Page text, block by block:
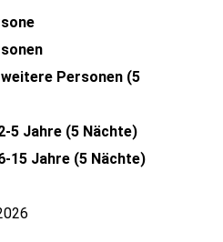
Personen (5
5 Jahre (5 Nächte)
15 Jahre (5 Nächte)